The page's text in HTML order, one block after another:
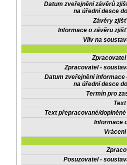
Datum zveřejnění závěrů
na úřední desce
Závěry
Informace o závěru
Vliv na
Zpracovatel -
Datum zveřejnění informace
na úřední desce
Termín pro
Text přepracované/
Informace
Posuzovatel -